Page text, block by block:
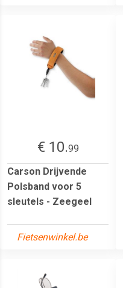
€ 10.99
Carson Drijvende
Polsband voor 5
sleutels - Zeegeel
Fietsenwinkel.be